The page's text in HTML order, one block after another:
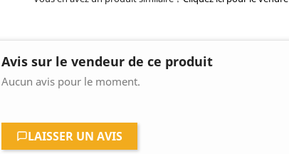
Avis sur le vendeur de ce produit
Aucun avis pour le moment.
LAISSER UN AVIS